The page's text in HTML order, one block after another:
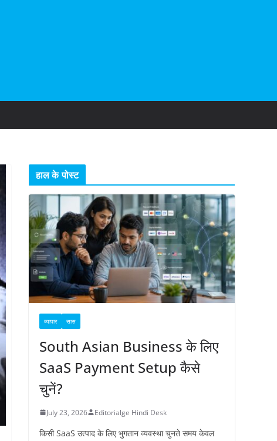
हाल के पोस्ट
व्यापार सास
South Asian Business के लिए
SaaS Payment Setup कैसे
चुनें?
July 23, 2026 Editorialge Hindi Desk
किसी SaaS उत्पाद के लिए भुगतान व्यवस्था चुनते समय केवल